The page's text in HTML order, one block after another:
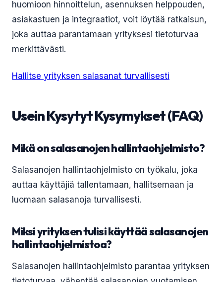
huomioon hinnoittelun, asennuksen helppouden,
asiakastuen ja integraatiot, voit löytää ratkaisun,
joka auttaa parantamaan yrityksesi tietoturvaa
merkittävästi.
Hallitse yrityksen salasanat turvallisesti
Usein Kysytyt Kysymykset (FAQ)
Mikä on salasanojen hallintaohjelmisto?
Salasanojen hallintaohjelmisto on työkalu, joka
auttaa käyttäjiä tallentamaan, hallitsemaan ja
luomaan salasanoja turvallisesti.
Miksi yrityksen tulisi käyttää salasanojen
hallintaohjelmistoa?
Salasanojen hallintaohjelmisto parantaa yrityksen